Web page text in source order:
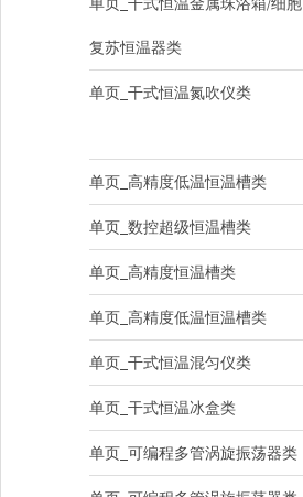
复苏恒温器类
单页_干式恒温氮吹仪类
单页_高精度低温恒温槽类
单页_数控超级恒温槽类
单页_高精度恒温槽类
单页_高精度低温恒温槽类
单页_干式恒温混匀仪类
单页_干式恒温冰盒类
单页_可编程多管涡旋振荡器类